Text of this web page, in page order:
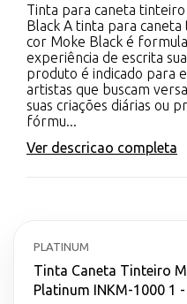
Tinta para caneta
Black A tinta para
cor Moke Black é
experiência de escrita
produto é indicado para
artistas que buscam
suas criações diárias ou
fórmu...
Ver descricao completa
PLATINUM
Tinta Caneta Tinteiro
Platinum INKM-1000 1